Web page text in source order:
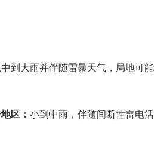
到大雨并伴随雷暴天气，局地可能
区： 小到中雨，伴随间断性雷电活